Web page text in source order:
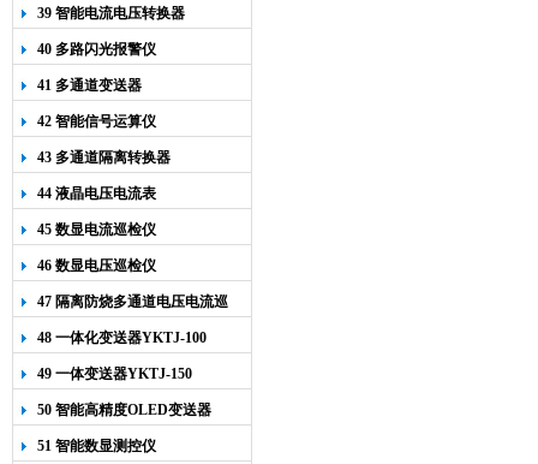
39 智能电流电压转换器
40 多路闪光报警仪
41 多通道变送器
42 智能信号运算仪
43 多通道隔离转换器
44 液晶电压电流表
45 数显电流巡检仪
46 数显电压巡检仪
47 隔离防烧多通道电压电流巡
检仪
48 一体化变送器YKTJ-100
49 一体变送器YKTJ-150
50 智能高精度OLED变送器
YK-218
51 智能数显测控仪